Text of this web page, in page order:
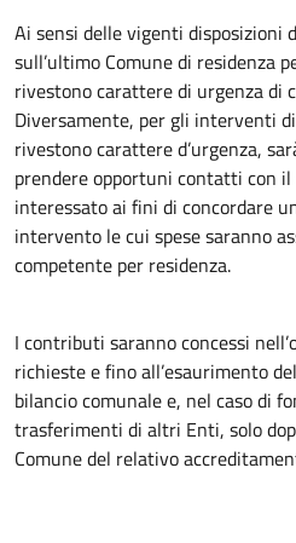
Ai sensi delle vigenti disposizioni
sull’ultimo Comune di residenza
rivestono carattere di urgenza di
Diversamente, per gli interventi
rivestono carattere d’urgenza,
prendere opportuni contatti con il
interessato ai fini di concordare
intervento le cui spese saranno
competente per residenza.
I contributi saranno concessi
richieste e fino all’esaurimento
bilancio comunale e, nel caso di
trasferimenti di altri Enti, solo
Comune del relativo